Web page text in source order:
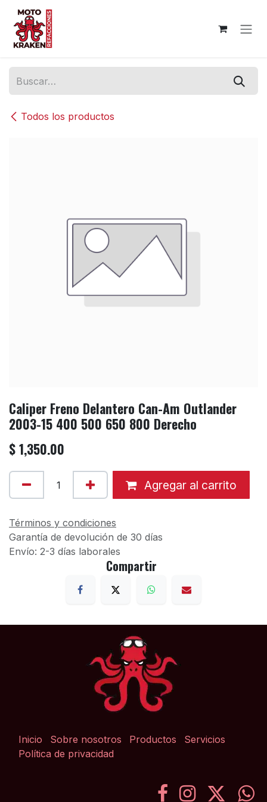
Ir al contenido
Todos los productos
Caliper Freno Delantero Can-Am Outlander
2003-15 400 500 650 800 Derecho
$1,350.00
Agregar al carrito
Términos y condiciones
Garantía de devolución de 30 días
Envío: 2-3 días laborales
Compartir
Inicio Sobre nosotros Productos
Servicios
Política de privacidad